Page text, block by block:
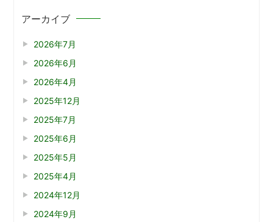
アーカイブ
2026年7月
2026年6月
2026年4月
2025年12月
2025年7月
2025年6月
2025年5月
2025年4月
2024年12月
2024年9月